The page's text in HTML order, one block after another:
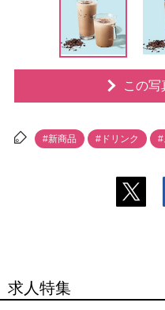
この写
#新商品 #ドリンク #
求人特集